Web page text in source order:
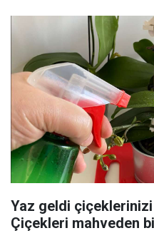
Yaz geldi
Çiçekleri mahveden